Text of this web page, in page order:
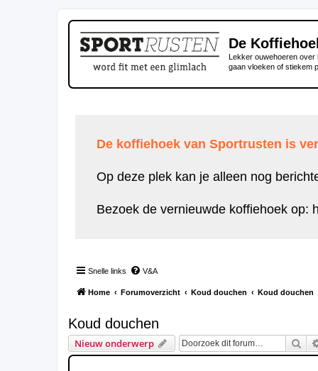
De
Lekker ouwehoeren over
gaan vloeken of stiekem
De koffiehoek van Sportrusten is
Op deze plek kan je alleen nog
Bezoek de vernieuwde koffiehoek op:
Snelle links V&A
Home Forumoverzicht Koud douchen Koud douchen
Koud douchen
Nieuw onderwerp